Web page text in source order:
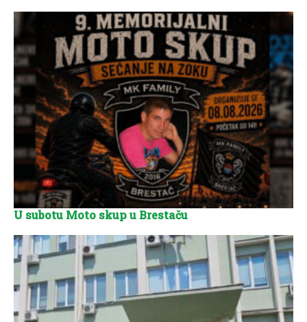
U subotu Moto skup u Brestaču